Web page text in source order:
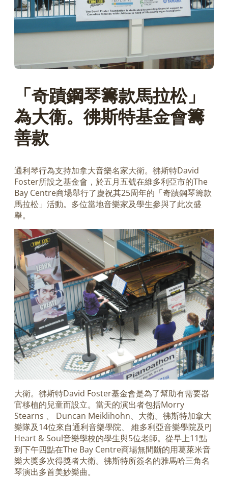
「奇蹟鋼琴籌款馬拉松」
為大衛。彿斯特基金會籌
善款
通利琴行為支持加拿大音樂名家大衛。彿斯特David
Foster所設之基金會，於五月五號在維多利亞市的The
Bay Centre商場舉行了慶祝其25周年的「奇蹟鋼琴籌款
馬拉松」活動。多位當地音樂家及學生參與了此次盛
舉。
大衛。彿斯特David Foster基金會是為了幫助有需要器
官移植的兒童而設立。當天的演出者包括Morry
Stearns 、 Duncan Meiklihohn、大衛。彿斯特加拿大
樂隊及14位來自通利音樂學院、 維多利亞音樂學院及PJ
Heart & Soul音樂學校的學生與5位老師。從早上11點
到下午四點在The Bay Centre商場無間斷的用葛萊米音
樂大獎多次得獎者大衛。彿斯特所簽名的雅馬哈三角名
琴演出多首美妙樂曲。